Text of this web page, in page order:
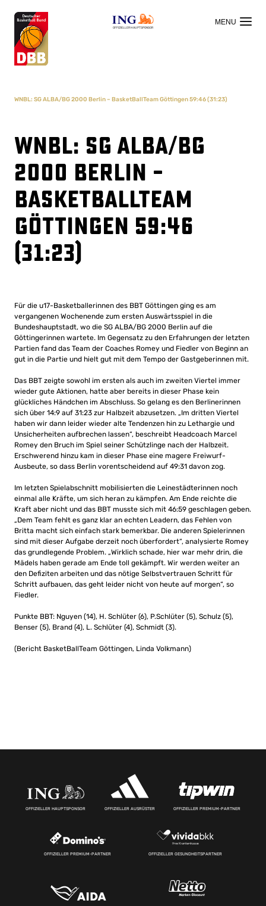
OFFIZIELLER HAUPTSPONSOR
WNBL: SG ALBA/BG 2000 Berlin – BasketBallTeam Göttingen 59:46 (31:23)
WNBL: SG ALBA/BG
2000 Berlin –
BasketBallTeam
Göttingen 59:46
(31:23)
Für die u17-Basketballerinnen des BBT Göttingen ging es am
vergangenen Wochenende zum ersten Auswärtsspiel in die
Bundeshauptstadt, wo die SG ALBA/BG 2000 Berlin auf die
Göttingerinnen wartete. Im Gegensatz zu den Erfahrungen der letzten
Partien fand das Team der Coaches Romey und Fiedler von Beginn an
gut in die Partie und hielt gut mit dem Tempo der Gastgeberinnen mit.
Das BBT zeigte sowohl im ersten als auch im zweiten Viertel immer
wieder gute Aktionen, hatte aber bereits in dieser Phase kein
glückliches Händchen im Abschluss. So gelang es den Berlinerinnen
sich über 14:9 auf 31:23 zur Halbzeit abzusetzen. „Im dritten Viertel
haben wir dann leider wieder alte Tendenzen hin zu Lethargie und
Unsicherheiten aufbrechen lassen“, beschreibt Headcoach Marcel
Romey den Bruch im Spiel seiner Schützlinge nach der Halbzeit.
Erschwerend hinzu kam in dieser Phase eine magere Freiwurf-
Ausbeute, so dass Berlin vorentscheidend auf 49:31 davon zog.
Im letzten Spielabschnitt mobilisierten die Leinestädterinnen noch
einmal alle Kräfte, um sich heran zu kämpfen. Am Ende reichte die
Kraft aber nicht und das BBT musste sich mit 46:59 geschlagen geben.
„Dem Team fehlt es ganz klar an echten Leadern, das Fehlen von
Britta macht sich einfach stark bemerkbar. Die anderen Spielerinnen
sind mit dieser Aufgabe derzeit noch überfordert“, analysierte Romey
das grundlegende Problem. „Wirklich schade, hier war mehr drin, die
Mädels haben gerade am Ende toll gekämpft. Wir werden weiter an
den Defiziten arbeiten und das nötige Selbstvertrauen Schritt für
Schritt aufbauen, das geht leider nicht von heute auf morgen“, so
Fiedler.
Punkte BBT: Nguyen (14), H. Schlüter (6), P.Schlüter (5), Schulz (5),
Benser (5), Brand (4), L. Schlüter (4), Schmidt (3).
(Bericht BasketBallTeam Göttingen, Linda Volkmann)
OFFIZIELLER HAUPTSPONSOR OFFIZIELLER AUSRÜSTER OFFIZIELLER PREMIUM-PARTNER
OFFIZIELLER PREMIUM-PARTNER OFFIZIELLER GESUNDHEITSPARTNER